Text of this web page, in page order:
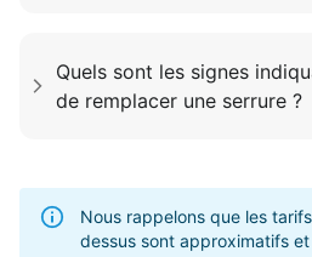
Quels sont les signes
de remplacer une serrure ?
Nous rappelons que les
dessus sont approximatifs